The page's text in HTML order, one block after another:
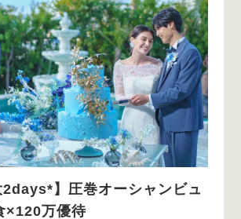
2days*】圧巻オーシャンビュ
×120万優待